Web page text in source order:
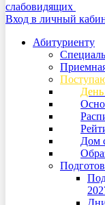
слабовидящих
Вход в личный
Абитуриенту
Дом